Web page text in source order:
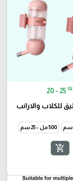
20 - 25 ₪
للكلاب والارانب
500 مل - 25 سم
add_shopping_cart